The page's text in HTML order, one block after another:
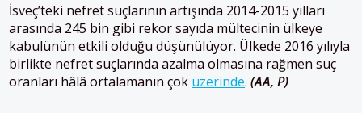
İsveç’teki nefret suçlarının artışında 2014-2015 yılları
arasında 245 bin gibi rekor sayıda mültecinin ülkeye
kabulünün etkili olduğu düşünülüyor. Ülkede 2016 yılıyla
birlikte nefret suçlarında azalma olmasına rağmen suç
oranları hâlâ ortalamanın çok üzerinde. (AA, P)